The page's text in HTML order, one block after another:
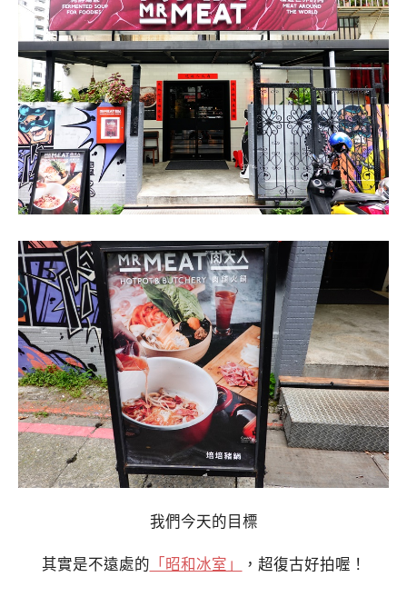
我們今天的目標
其實是不遠處的 「昭和冰室」 ，超復古好拍喔！